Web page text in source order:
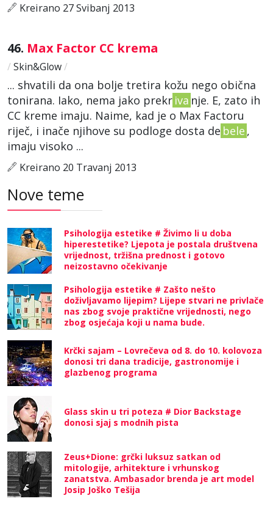
Kreirano 27 Svibanj 2013
46. Max Factor CC krema
/ Skin&Glow/
... shvatili da ona bolje tretira kožu nego obična
tonirana. Iako, nema jako prekr iva nje. E, zato ih
CC kreme imaju. Naime, kad je o Max Factoru
riječ, i inače njihove su podloge dosta de bele ,
imaju visoko ...
Kreirano 20 Travanj 2013
Nove teme
Psihologija estetike # Živimo li u doba
hiperestetike? Ljepota je postala društvena
vrijednost, tržišna prednost i gotovo
neizostavno očekivanje
Psihologija estetike # Zašto nešto
doživljavamo lijepim? Lijepe stvari ne privlače
nas zbog svoje praktične vrijednosti, nego
zbog osjećaja koji u nama bude.
Krčki sajam – Lovrečeva od 8. do 10. kolovoza
donosi tri dana tradicije, gastronomije i
glazbenog programa
Glass skin u tri poteza # Dior Backstage
donosi sjaj s modnih pista
Zeus+Dione: grčki luksuz satkan od
mitologije, arhitekture i vrhunskog
zanatstva. Ambasador brenda je art model
Josip Joško Tešija